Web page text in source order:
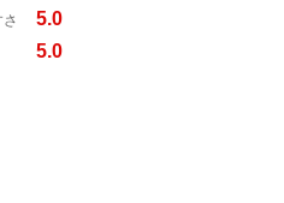
5.0
5.0